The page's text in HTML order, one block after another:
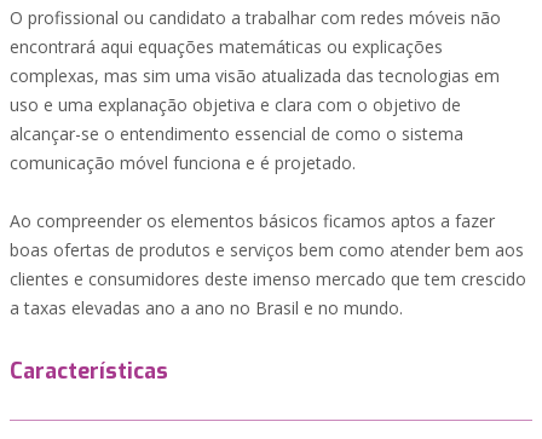
O profissional ou candidato a trabalhar com redes móveis não
encontrará aqui equações matemáticas ou explicações
complexas, mas sim uma visão atualizada das tecnologias em
uso e uma explanação objetiva e clara com o objetivo de
alcançar-se o entendimento essencial de como o sistema
comunicação móvel funciona e é projetado.
Ao compreender os elementos básicos ficamos aptos a fazer
boas ofertas de produtos e serviços bem como atender bem aos
clientes e consumidores deste imenso mercado que tem crescido
a taxas elevadas ano a ano no Brasil e no mundo.
Características